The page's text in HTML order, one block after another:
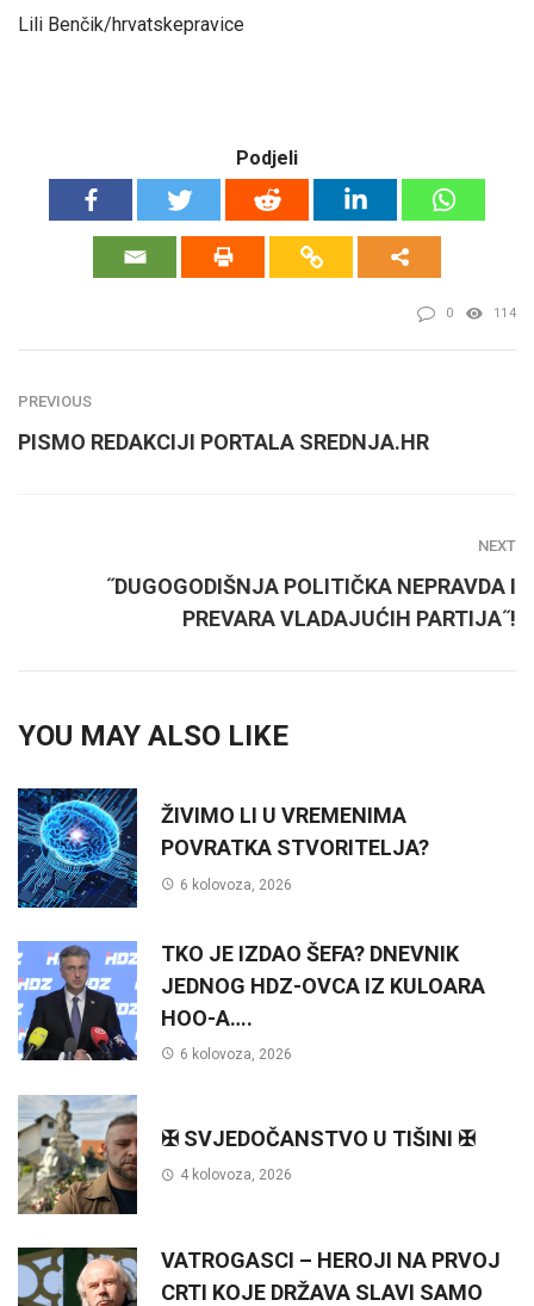
Lili Benčik/hrvatskepravice
Podjeli
0 114
PREVIOUS
PISMO REDAKCIJI PORTALA SREDNJA.HR
NEXT
˝DUGOGODIŠNJA POLITIČKA NEPRAVDA I
PREVARA VLADAJUĆIH PARTIJA˝!
YOU MAY ALSO LIKE
ŽIVIMO LI U VREMENIMA
POVRATKA STVORITELJA?
6 kolovoza, 2026
TKO JE IZDAO ŠEFA? DNEVNIK
JEDNOG HDZ-OVCA IZ KULOARA
HOO-A….
6 kolovoza, 2026
✠ SVJEDOČANSTVO U TIŠINI ✠
4 kolovoza, 2026
VATROGASCI – HEROJI NA PRVOJ
CRTI KOJE DRŽAVA SLAVI SAMO